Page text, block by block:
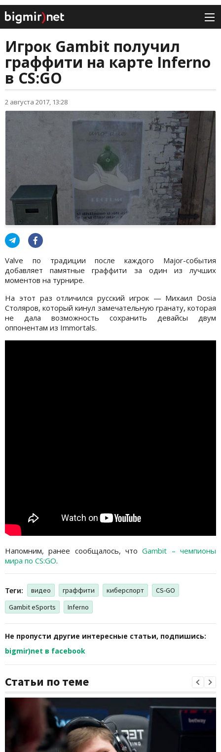
Игрок Gambit получил
граффити на карте Inferno
в CS:GO
2 августа 2017, 13:28
Valve по традиции после каждого Major-события
добавляет памятные граффити за один из лучших
моментов на турнире.
На этот раз отличился русский игрок — Михаил Dosia
Столяров, который кинул замечательную гранату, которая
не дала возможность сохранить девайсы двум
оппонентам из Immortals.
Напомним, ранее сообщалось, чтоGambit – чемпионы
мира по CS:GO.
Теги: видео граффити киберспорт
CS-GO
Gambit eSports
Inferno
Не пропусти другие интересные статьи, подпишись:
bigmir)net в facebook
Статьи по теме